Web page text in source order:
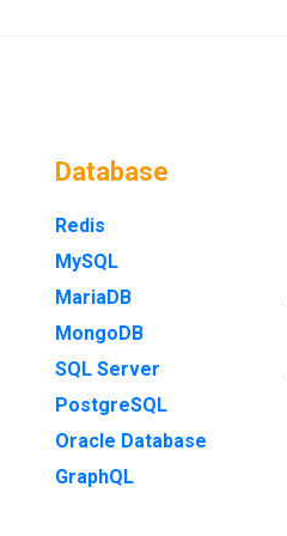
Database
Redis
MySQL
MariaDB
MongoDB
SQL Server
PostgreSQL
Oracle Database
GraphQL